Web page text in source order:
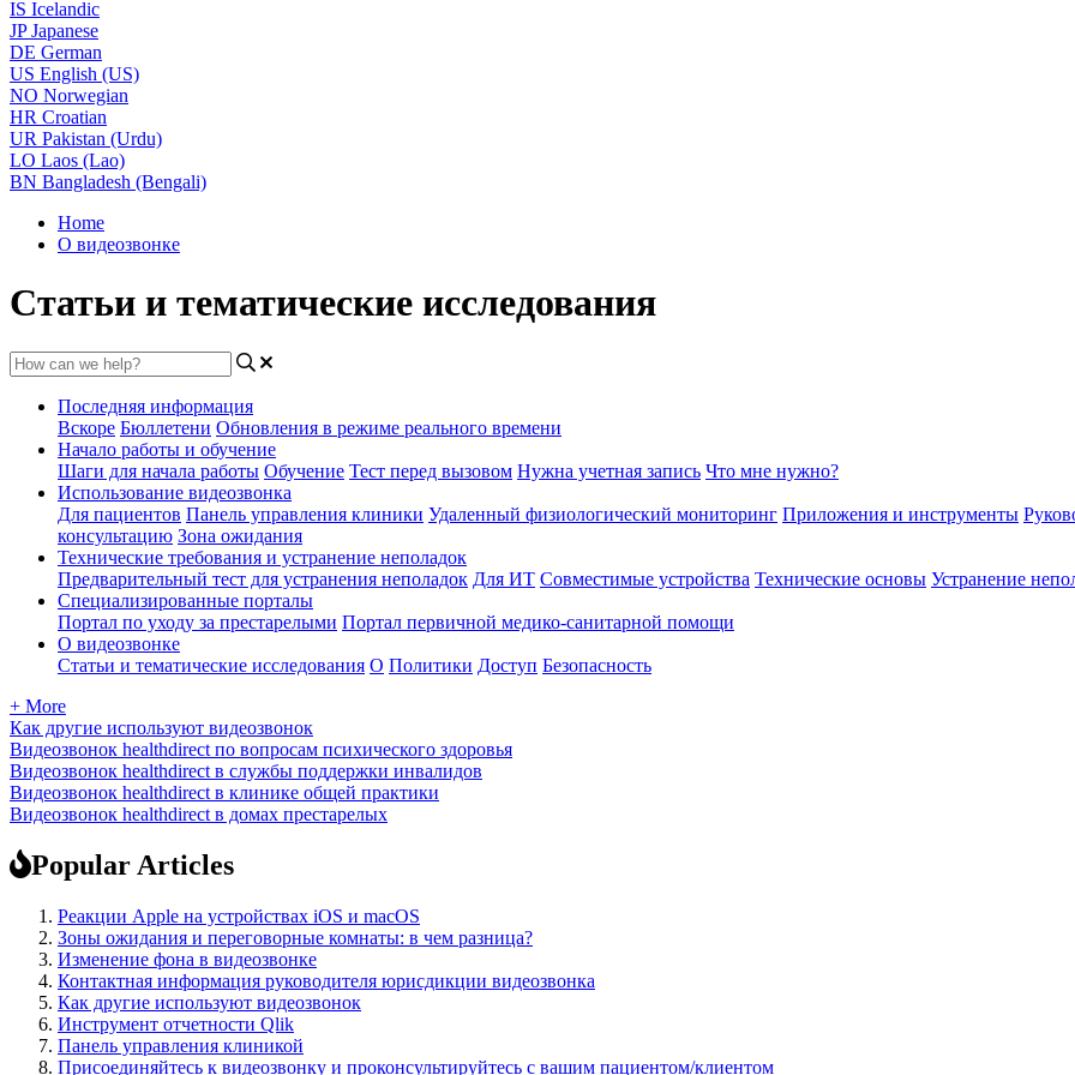
IS Icelandic
JPJapanese
DE German
US English (US)
NO Norwegian
HR Croatian
UR Pakistan (Urdu)
LO Laos (Lao)
BN Bangladesh (Bengali)
Home
О видеозвонке
Статьи и тематические исследования
Последняя информация
Вскоре Бюллетени Обновления в режиме реального времени
Начало работы и обучение
Шаги для начала работы Обучение Тест перед вызовом Нужна учетная запись Что мне нужно?
Использование видеозвонка
Для пациентов Панель управления клиники Удаленный физиологический мониторинг Приложения и инструменты
консультацию Зона ожидания
Технические требования и устранение неполадок
Предварительный тест для устранения неполадок Для ИТ Совместимые устройства Технические основы Устранение
Специализированные порталы
Портал по уходу за престарелыми Портал первичной медико-санитарной помощи
О видеозвонке
Статьи и тематические исследования О Политики Доступ Безопасность
+ More
Как другие используют видеозвонок
Видеозвонок healthdirect по вопросам психического здоровья
Видеозвонок healthdirect в службы поддержки инвалидов
Видеозвонок healthdirect в клинике общей практики
Видеозвонок healthdirect в домах престарелых
Popular Articles
Реакции Apple на устройствах iOS и macOS
Зоны ожидания и переговорные комнаты: в чем разница?
Изменение фона в видеозвонке
Контактная информация руководителя юрисдикции видеозвонка
Как другие используют видеозвонок
Инструмент отчетности Qlik
Панель управления клиникой
Присоединяйтесь к видеозвонку и проконсультируйтесь с вашим пациентом/клиентом